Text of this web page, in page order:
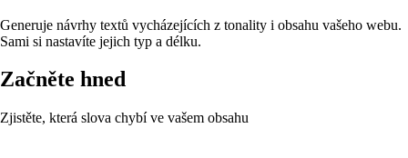
Generuje návrhy textů vycházejících z tonality i obsahu vašeho webu.
Sami si nastavíte jejich typ a délku.
Začněte hned
Zjistěte, která slova chybí ve vašem obsahu